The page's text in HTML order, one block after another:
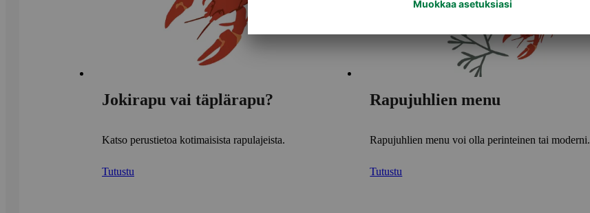
Jokirapu vai täplärapu?
Katso perustietoa kotimaisista rapulajeista.
Tutustu
Rapujuhlien menu
Rapujuhlien menu voi olla perinteinen tai moderni.
Tutustu